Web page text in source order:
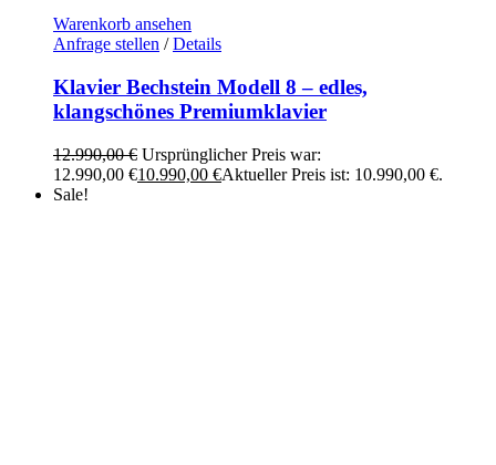
Warenkorb ansehen
Anfrage stellen / Details
Klavier Bechstein Modell 8 – edles,
klangschönes Premiumklavier
12.990,00€ Ursprünglicher Preis war:
12.990,00 €10.990,00 €Aktueller Preis ist: 10.990,00 €.
Sale!